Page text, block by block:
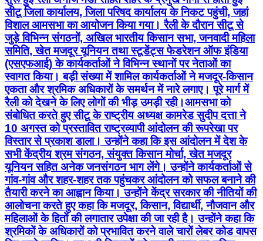
सीटू जिला कार्यालय, जिला परिषद कार्यालय के निकट पहुंची, जहां
विशाल आमसभा का आयोजन किया गया। रैली के दौरान सीटू से
जुड़े विभिन्न संगठनों, अखिल भारतीय किसान सभा, जनवादी महिला
समिति, खेत मजदूर यूनियन तथा स्टूडेंट्स फेडरेशन ऑफ इंडिया
(एसएफआई) के कार्यकर्ताओं ने विभिन्न स्थानों पर नेताओं का
स्वागत किया। बड़ी संख्या में शामिल कार्यकर्ताओं ने मजदूर-किसान
एकता और श्रमिक अधिकारों के समर्थन में नारे लगाए। पूरे मार्ग में
रैली को देखने के लिए लोगों की भीड़ उमड़ी रही।आमसभा को
संबोधित करते हुए सीटू के राष्ट्रीय अध्यक्ष कामरेड सुदीप दत्ता ने
10 अगस्त को प्रस्तावित राष्ट्रव्यापी आंदोलन की रूपरेखा पर
विस्तार से प्रकाश डाला। उन्होंने कहा कि इस आंदोलन में देश के
सभी केंद्रीय श्रम संगठन, संयुक्त किसान मोर्चा, खेत मजदूर
यूनियन सहित अनेक जनसंगठन भाग लेंगे। उन्होंने कार्यकर्ताओं से
गांव-गांव और शहर-शहर तक पहुंचकर आंदोलन को सफल बनाने की
तैयारी करने का आह्वान किया। उन्होंने केंद्र सरकार की नीतियों की
आलोचना करते हुए कहा कि मजदूर, किसान, विद्यार्थी, नौजवान और
महिलाओं के हितों की लगातार उपेक्षा की जा रही है। उन्होंने कहा कि
श्रमिकों के अधिकारों को प्रभावित करने वाले चारों लेबर कोड वापस